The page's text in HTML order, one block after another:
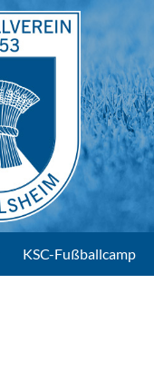
KSC-Fußballcamp